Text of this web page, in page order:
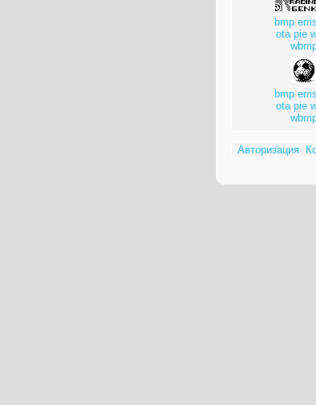
bmp ems
ota pie
bmp ems
ota pie
Авторизация